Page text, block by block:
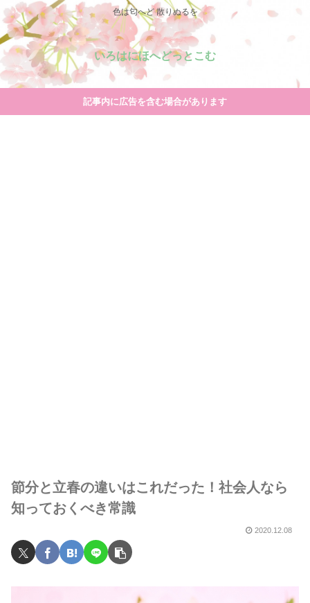
色は匂へど 散りぬるを
いろはにほへどっとこむ
記事内に広告を含む場合があります
節分と立春の違いはこれだった！社会人なら
知っておくべき常識
2020.12.08